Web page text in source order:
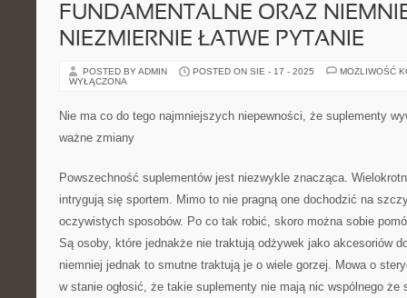
FUNDAMENTALNE ORAZ
NIEZMIERNIE ŁATWE PYTANIE
POSTED BY ADMIN POSTED ON SIE - 17 - 2025
MOŻLIWOŚĆ
WYŁĄCZONA
Nie ma co do tego najmniejszych niepewności, że suplementy
ważne zmiany
Powszechność suplementów jest niezwykle znacząca.
intrygują się sportem. Mimo to nie pragną one dochodzić na
oczywistych sposobów. Po co tak robić, skoro można sobie
Są osoby, które jednakże nie traktują odżywek jako akcesoriów
niemniej jednak to smutne traktują je o wiele gorzej. Mowa o
w stanie ogłosić, że takie suplementy nie mają nic wspólnego